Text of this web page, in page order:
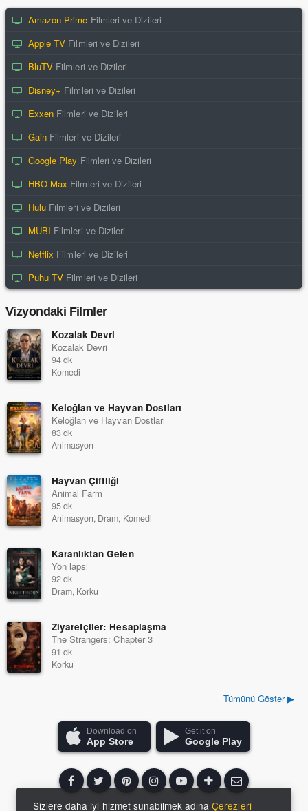
Amazon Prime Filmleri ve Dizileri
Apple TV Filmleri ve Dizileri
BluTV Filmleri ve Dizileri
Disney+ Filmleri ve Dizileri
Exxen Filmleri ve Dizileri
Gain Filmleri ve Dizileri
Google Play Filmleri ve Dizileri
HBO Max Filmleri ve Dizileri
Hulu Filmleri ve Dizileri
MUBI Filmleri ve Dizileri
Netflix Filmleri ve Dizileri
Puhu TV Filmleri ve Dizileri
Vizyondaki Filmler
Kozalak Devri
Kozalak Devri
94 dk
Komedi
Keloğlan ve Hayvan Dostları
Keloğlan ve Hayvan Dostları
83 dk
Animasyon
Hayvan Çiftliği
Animal Farm
95 dk
Animasyon, Dram, Komedi
Karanlıktan Gelen
Yön lapsi
92 dk
Dram, Korku
Ziyaretçiler: Hesaplaşma
The Strangers: Chapter 3
91 dk
Korku
Tümünü Göster ▶
Download on
App Store
Get it on
Google Play
Sizlere daha iyi hizmet sunabilmek adınaÇerezleri